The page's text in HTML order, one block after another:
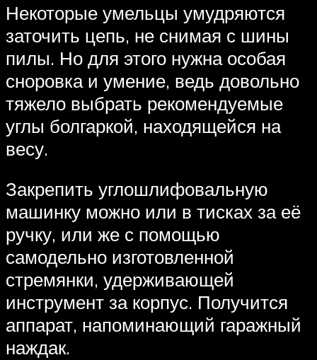
Некоторые умельцы умудряются
заточить цепь, не снимая с шины
пилы. Но для этого нужна особая
сноровка и умение, ведь довольно
тяжело выбрать рекомендуемые
углы болгаркой, находящейся на
весу.
Закрепить углошлифовальную
машинку можно или в тисках за её
ручку, или же с помощью
самодельно изготовленной
стремянки, удерживающей
инструмент за корпус. Получится
аппарат, напоминающий гаражный
наждак.